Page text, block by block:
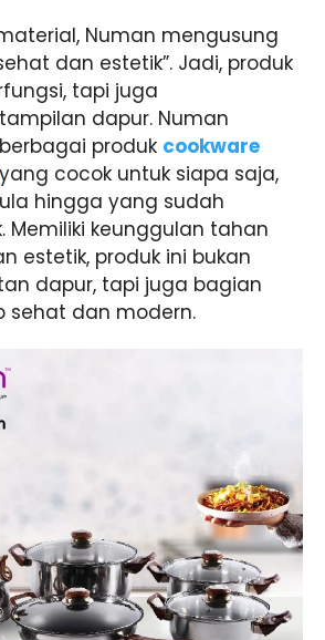
Numan mengusung
dan estetik”. Jadi, produk
tapi juga
dapur. Numan
produk cookware
yang cocok untuk siapa saja,
hingga yang sudah
Memiliki keunggulan tahan
estetik, produk ini bukan
dapur, tapi juga bagian
sehat dan modern.